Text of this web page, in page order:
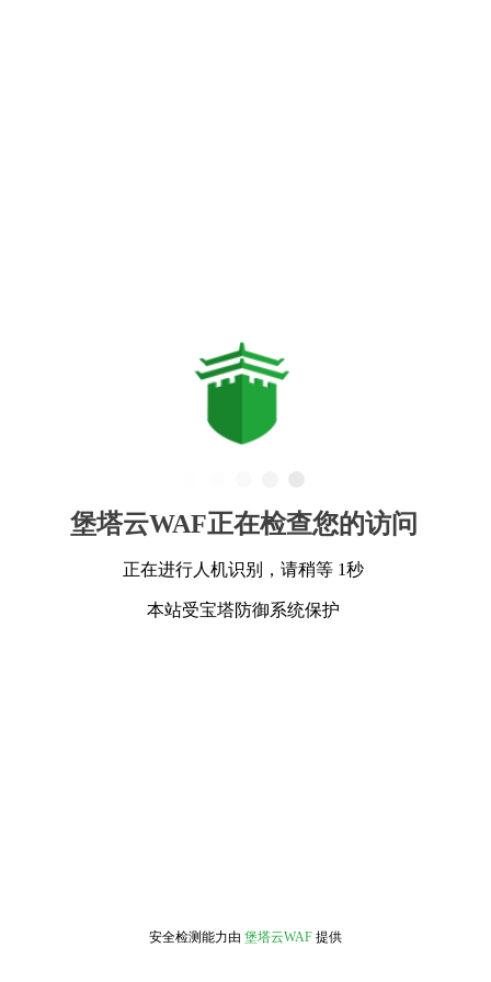
堡塔云WAF正在检查您的访问
正在进行人机识别，请稍等 1秒
本站受宝塔防御系统保护
安全检测能力由 堡塔云WAF 提供